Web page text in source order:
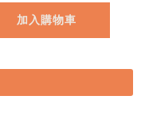
Drinks -
Nine]
加入購物車